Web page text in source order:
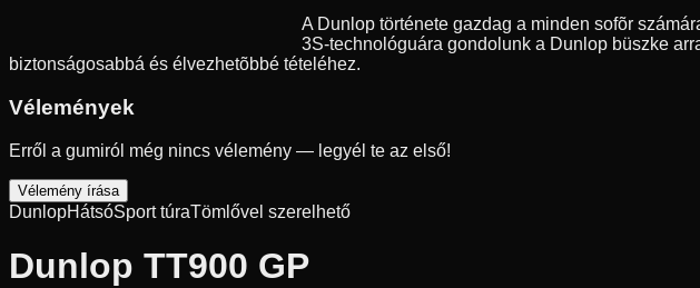
A Dunlop története gazdag a minden sofõr
3S-technológuára gondolunk a Dunlop büszke
biztonságosabbá és élvezhetõbbé tételéhez.
Vélemények
Erről a gumiról még nincs vélemény — legyél te az első!
Vélemény írása
DunlopHátsóSport túraTömlővel szerelhető
Dunlop TT900 GP